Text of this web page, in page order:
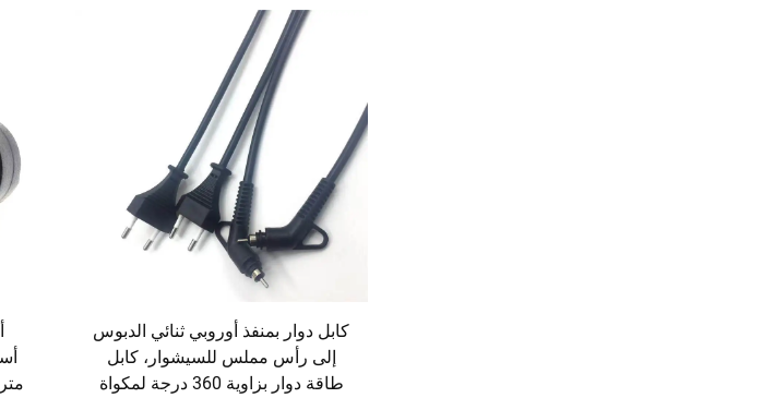
كابل دوار بمنفذ أوروبي ثنائي الدبوس
إلى رأس مملس للسيشوار، كابل
طاقة دوار بزاوية 360 درجة لمكواة